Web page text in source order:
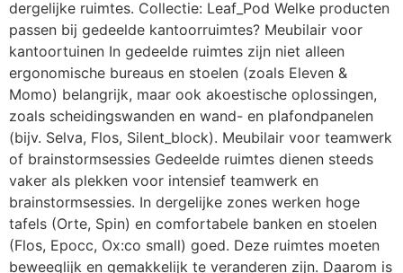
dergelijke ruimtes. Collectie: Leaf_Pod Welke producten
passen bij gedeelde kantoorruimtes? Meubilair voor
kantoortuinen In gedeelde ruimtes zijn niet alleen
ergonomische bureaus en stoelen (zoals Eleven &
Momo) belangrijk, maar ook akoestische oplossingen,
zoals scheidingswanden en wand- en plafondpanelen
(bijv. Selva, Flos, Silent_block). Meubilair voor teamwerk
of brainstormsessies Gedeelde ruimtes dienen steeds
vaker als plekken voor intensief teamwerk en
brainstormsessies. In dergelijke zones werken hoge
tafels (Orte, Spin) en comfortabele banken en stoelen
(Flos, Epocc, Ox:co small) goed. Deze ruimtes moeten
beweeglijk en gemakkelijk te veranderen zijn. Daarom is